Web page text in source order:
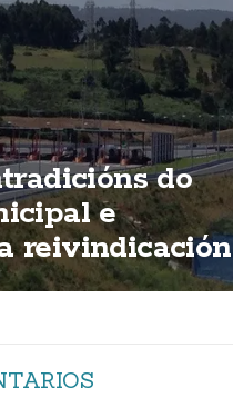
do
e
reivindicación
das peaxes